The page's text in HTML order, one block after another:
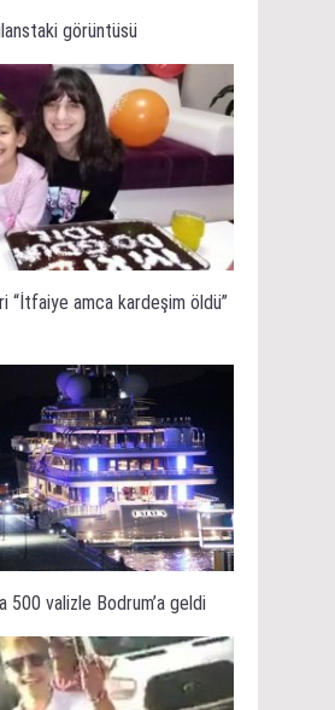
görüntüsü
“İtfaiye amca kardeşim öldü”
500 valizle Bodrum’a geldi